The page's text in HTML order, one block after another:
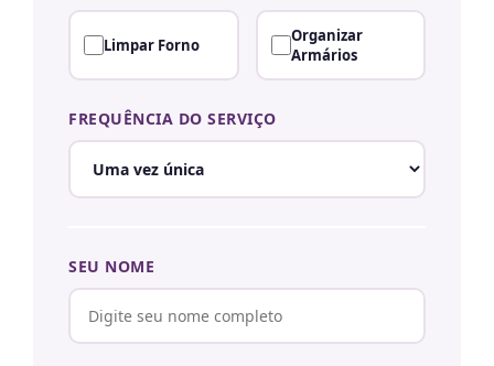
Limpar Forno
Organizar
Armários
FREQUÊNCIA DO SERVIÇO
SEU NOME